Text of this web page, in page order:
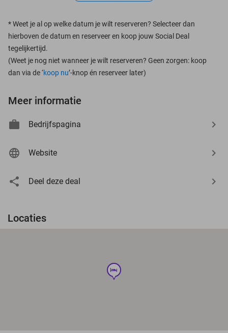
*Weet je al op welke datum je wilt reserveren? Selecteer dan
hierboven de datum en reserveer en koop jouw Social Deal
tegelijkertijd.
(Weet je nog niet wanneer je wilt reserveren? Geen zorgen: koop
dan via de ‘koop nu’-knop én reserveer later)
Meer informatie
Bedrijfspagina
Website
Deel deze deal
Locaties
hotel